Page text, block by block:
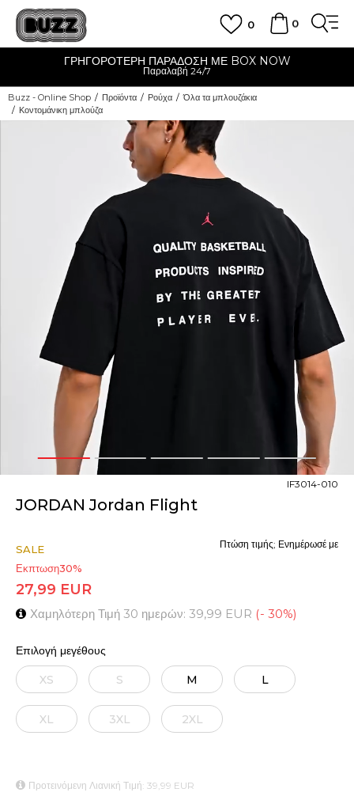
0
0
CLICK & COLLECT
Δωρεάν παραλαβή από κατάστημα
Buzz - Online Shop Προϊόντα Ρούχα
Όλα τα μπλουζάκια
Κοντομάνικη μπλούζα
1 2 3 4 5
JORDAN Jordan Flight
IF3014-010
SALE
Εκπτωση30%
27,99 EUR
Χαμηλότερη Τιμή 30 ημερών: 39,99 EUR (- 30%)
Πτώση τιμής; Ενημέρωσέ με
Επιλογή μεγέθους
XS S M L
XL 3XL 2XL
Προτεινόμενη Λιανική Τιμή: 39,99 EUR